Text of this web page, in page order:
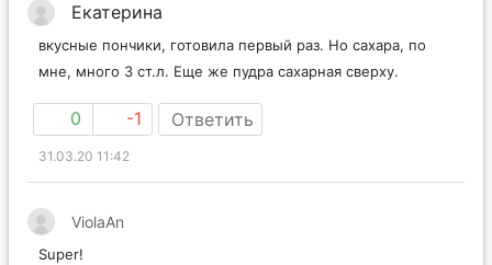
Екатерина
вкусные пончики, готовила первый раз. Но сахара, по
мне, много 3 ст.л. Еще же пудра сахарная сверху.
0 -1 Ответить
31.03.20 11:42
ViolaAn
Super!